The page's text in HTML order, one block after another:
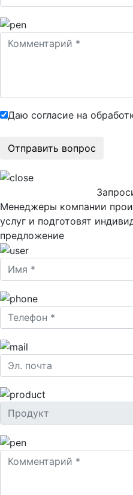
Даю согласие на
Менеджеры компании
услуг и подготовят
предложение